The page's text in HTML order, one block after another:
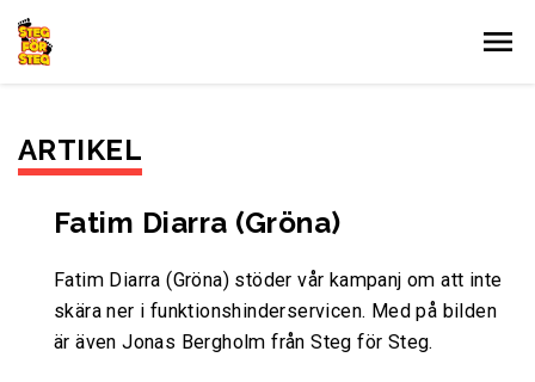
Gå till innehållet
ARTIKEL
Fatim Diarra (Gröna)
Fatim Diarra (Gröna) stöder vår kampanj om att inte
skära ner i funktionshinderservicen. Med på bilden
är även Jonas Bergholm från Steg för Steg.